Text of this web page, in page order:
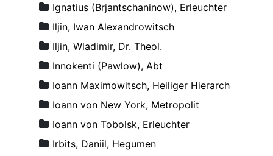
Ignatius (Brjantschaninow), Erleuchter
Iljin, Iwan Alexandrowitsch
Iljin, Wladimir, Dr. Theol.
Innokenti (Pawlow), Abt
Ioann Maximowitsch, Heiliger Hierarch
Ioann von New York, Metropolit
Ioann von Tobolsk, Erleuchter
Irbits, Daniil, Hegumen